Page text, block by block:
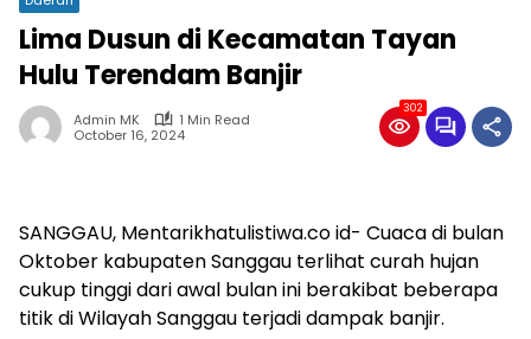
Lima Dusun di Kecamatan Tayan
Hulu Terendam Banjir
Admin MK
1 Min Read
October 16, 2024
302
SANGGAU, Mentarikhatulistiwa.co id- Cuaca di bulan
Oktober kabupaten Sanggau terlihat curah hujan
cukup tinggi dari awal bulan ini berakibat beberapa
titik di Wilayah Sanggau terjadi dampak banjir.